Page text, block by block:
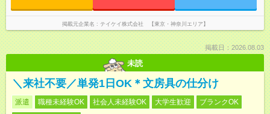
掲載元企業名 テイケイ株式会社 【東京・神奈川エリア】
掲載日：2026.08.03
未読
＼来社不要／単発1日OK＊文房具の仕分け
派遣 職種未経験OK 社会人未経験OK 大学生歓迎
ブランクOK